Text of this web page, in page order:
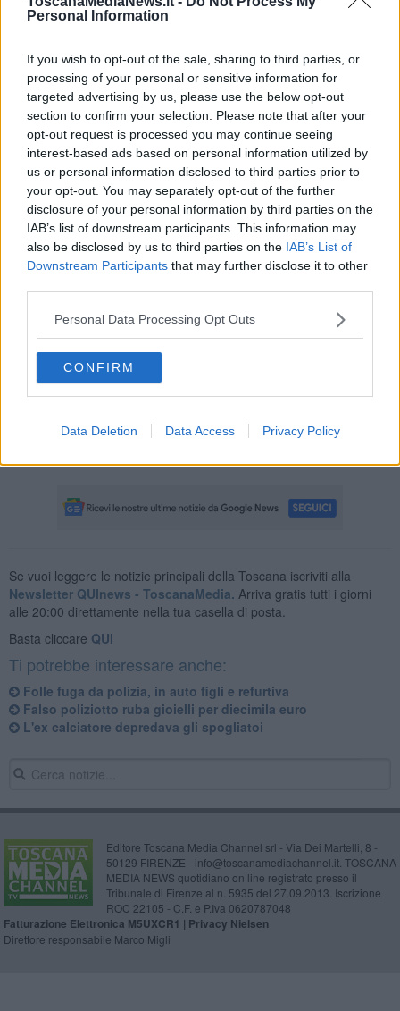
Personal Information
If you wish to opt-out of the sale, sharing to third parties, or
processing of your personal or sensitive information for
targeted advertising by us, please use the below opt-out
section to confirm your selection. Please note that after your
opt-out request is processed you may continue seeing
interest-based ads based on personal information utilized by
us or personal information disclosed to third parties prior to
your opt-out. You may separately opt-out of the further
disclosure of your personal information by third parties on the
IAB’s list of downstream participants. This information may
also be disclosed by us to third parties on the IAB’s List of
Downstream Participants that may further disclose it to other
Personal Data Processing Opt Outs
CONFIRM
Data Deletion Data Access Privacy Policy
PONTASSIEVE —Una distinta signora settantenne, benestante,
con l'hobby dei furti in gioielleria. La donna è stata denunciata dai
Carabinieri dopo il tentativo di portare via monili d'oro da una
attività commerciale dove aveva già colpito due volte in passato,
con lo stesso modus operandi, cioè quello di distrarre il commesso
e impossessarsi degli oggetti poggiati sul bancone.
La titolare della gioielleria l'ha però stavolta subito riconosciuta
avvertendo i Carabinieri. Quando i militari sono giunti sul posto la
donna ha cercato di dissimulare la propria condotta appoggiando
gli orecchini che aveva prelevato, ma le telecamere l'hanno
smascherata.
Gli ulteriori filmati, risalenti ai furti precedenti, l'hanno inchiodata e
la settantenne ha dovuto ammettere le proprie responsabilità.
La perquisizione domiciliare ha consentito di recuperare gli oggetti
trafugati ma anche di appurare che la donna non avesse alcun
permettersi l'acquisto dei gioielli.
Se vuoi leggere le notizie principali della Toscana iscriviti alla
Newsletter QUInews - ToscanaMedia. Arriva gratis tutti i giorni
alle 20:00 direttamente nella tua casella di posta.
Basta cliccare QUI
Ti potrebbe interessare anche:
Folle fuga da polizia, in auto figli e refurtiva
Falso poliziotto ruba gioielli per diecimila euro
L'ex calciatore depredava gli spogliatoi
Editore Toscana Media Channel srl - Via Dei Martelli, 8 -
50129 FIRENZE - info@toscanamediachannel.it. TOSCANA
MEDIA NEWS quotidiano on line registrato presso il
Tribunale di Firenze al n. 5935 del 27.09.2013. Iscrizione
ROC 22105 - C.F. e P.Iva 0620787048
Fatturazione Elettronica M5UXCR1 | Privacy Nielsen
Direttore responsabile Marco Migli